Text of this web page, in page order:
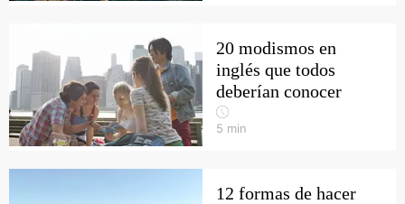
20 modismos en
inglés que todos
deberían conocer
5 min
12 formas de hacer